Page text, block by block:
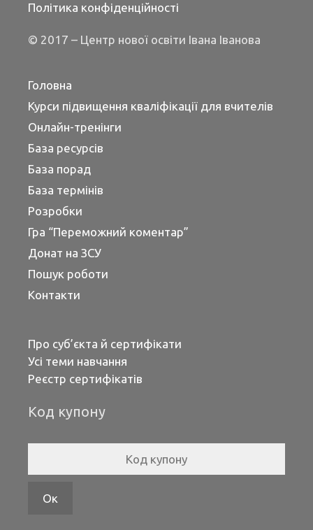
Політика конфіденційності
© 2017 – Центр нової освіти Івана Іванова
Головна
Курси підвищення кваліфікації для вчителів
Онлайн-тренінги
База ресурсів
База порад
База термінів
Розробки
Гра “Переможний коментар”
Донат на ЗСУ
Пошук роботи
Контакти
Про суб’єкта й сертифікати
Усі теми навчання
Реєстр сертифікатів
Код купону